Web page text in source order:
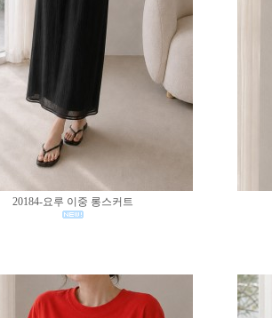
20184-요루 이중 롱스커트